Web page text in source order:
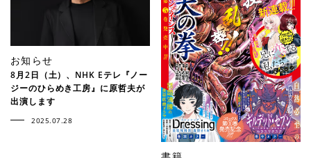
お知らせ
8月2日（土）、NHK Eテレ『ノー
ジーのひらめき工房』に原哲夫が
出演します
2025.07.28